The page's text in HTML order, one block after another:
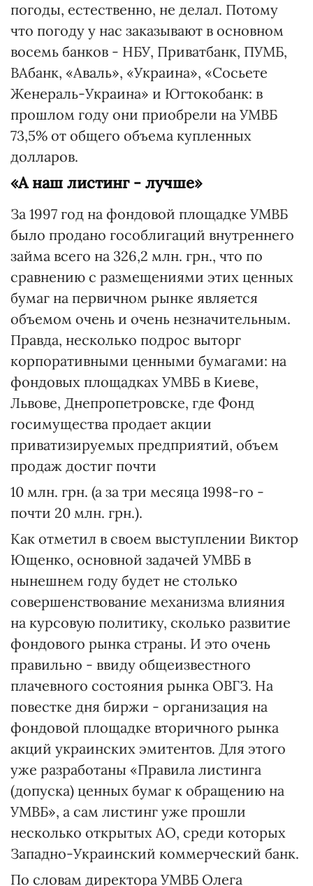
погоды, естественно, не делал. Потому
что погоду у нас заказывают в основном
восемь банков - НБУ, Приватбанк, ПУМБ,
ВАбанк, «Аваль», «Украина», «Сосьете
Женераль-Украина» и Югтокобанк: в
прошлом году они приобрели на УМВБ
73,5% от общего объема купленных
долларов.
«А наш листинг - лучше»
За 1997 год на фондовой площадке УМВБ
было продано гособлигаций внутреннего
займа всего на 326,2 млн. грн., что по
сравнению с размещениями этих ценных
бумаг на первичном рынке является
объемом очень и очень незначительным.
Правда, несколько подрос выторг
корпоративными ценными бумагами: на
фондовых площадках УМВБ в Киеве,
Львове, Днепропетровске, где Фонд
госимущества продает акции
приватизируемых предприятий, объем
продаж достиг почти
10 млн. грн. (а за три месяца 1998-го -
почти 20 млн. грн.).
Как отметил в своем выступлении Виктор
Ющенко, основной задачей УМВБ в
нынешнем году будет не столько
совершенствование механизма влияния
на курсовую политику, сколько развитие
фондового рынка страны. И это очень
правильно - ввиду общеизвестного
плачевного состояния рынка ОВГЗ. На
повестке дня биржи - организация на
фондовой площадке вторичного рынка
акций украинских эмитентов. Для этого
уже разработаны «Правила листинга
(допуска) ценных бумаг к обращению на
УМВБ», а сам листинг уже прошли
несколько открытых АО, среди которых
Западно-Украинский коммерческий банк.
По словам директора УМВБ Олега